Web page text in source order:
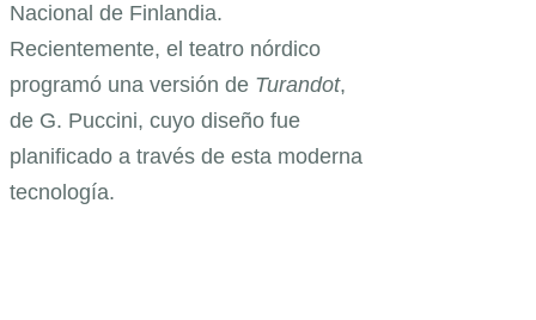
Nacional de Finlandia.
Recientemente, el teatro nórdico
programó una versión de Turandot,
de G. Puccini, cuyo diseño fue
planificado a través de esta moderna
tecnología.